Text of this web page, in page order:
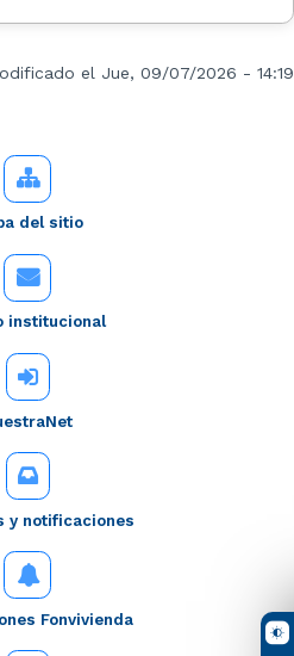
el Jue, 09/07/2026 - 14:19
del sitio
institucional
y notificaciones
Fonvivienda